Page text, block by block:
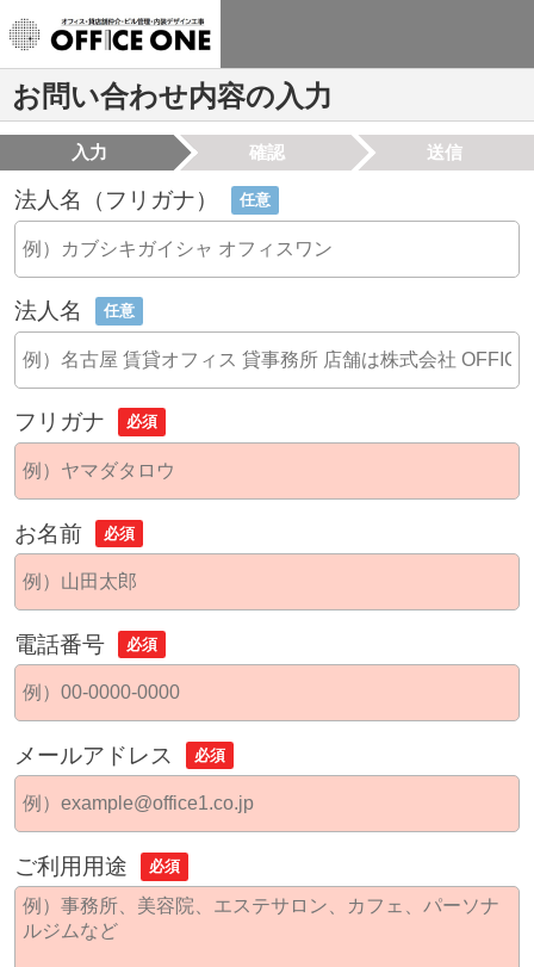
お問い合わせ内容の入力
入力 確認 送信
法人名（フリガナ） 任意
法人名 任意
フリガナ 必須
お名前 必須
電話番号 必須
メールアドレス 必須
ご利用用途 必須